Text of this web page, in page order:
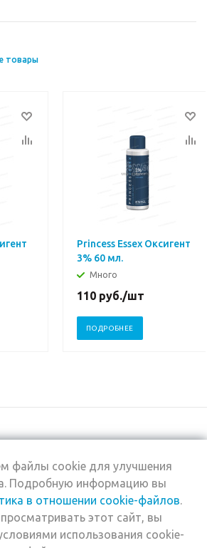
товары
Princess Essex Оксигент
3% 60 мл.
Много
110 руб./шт
ПОДРОБНЕЕ
Компания
Информация
Помощь
файлы cookie для улучшения
Подробную информацию вы
в отношении cookie-файлов.
этот сайт, вы
использования cookie-